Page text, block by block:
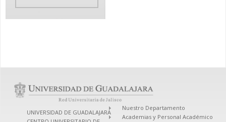
UNIVERSIDAD DE GUADALAJARA
Nuestro Departamento
Academias y Personal Académico